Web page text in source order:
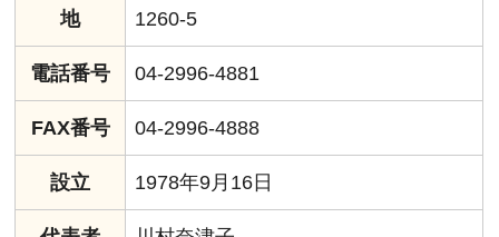
地
1260-5
電話番号 04-2996-4881
FAX番号 04-2996-4888
設立 1978年9月16日